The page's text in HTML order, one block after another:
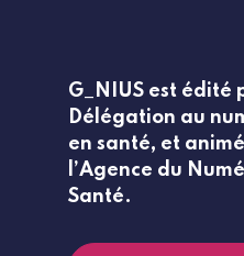
G_NIUS est édité
Délégation au
en santé, et
l’Agence du
Santé.